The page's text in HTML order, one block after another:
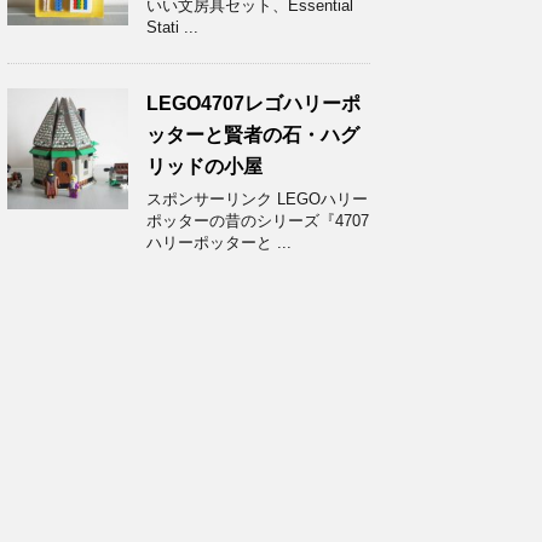
いい文房具セット、Essential
Stati ...
LEGO4707レゴハリーポ
ッターと賢者の石・ハグ
リッドの小屋
スポンサーリンク LEGOハリー
ポッターの昔のシリーズ『4707
ハリーポッターと ...